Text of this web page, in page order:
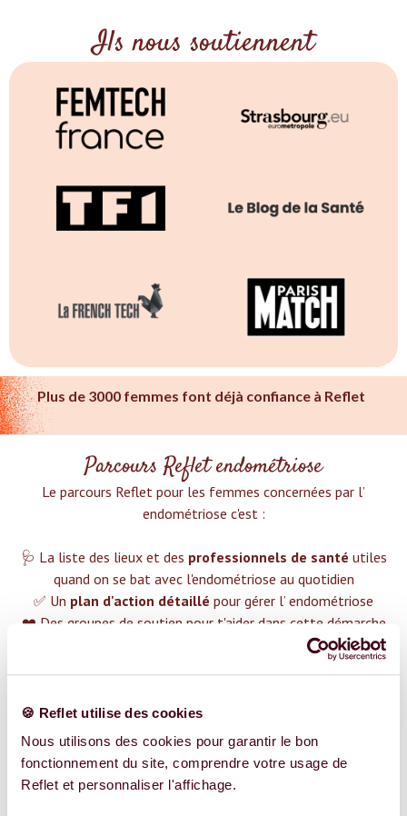
🍪 Reflet utilise des cookies
Nous utilisons des cookies pour garantir le bon
fonctionnement du site, comprendre votre usage de
Reflet et personnaliser l'affichage.
Ils nous soutiennent
Plus de 3000 femmes font déjà confiance à Reflet
Parcours Reflet endométriose
Le parcours Reflet pour les femmes concernées par l’
endométriose c'est :‍
🩺 La liste des lieux et des professionnels de santé utiles
quand on se bat avec l'endométriose au quotidien
✅ Un plan d'action détaillé pour gérer l’ endométriose
❤️ Des groupes de soutien pour t'aider dans cette démarche
😉 Du contenu avec tout ce que tu dois savoir surl’
Plus de 400 femmes déjà accompagnées !